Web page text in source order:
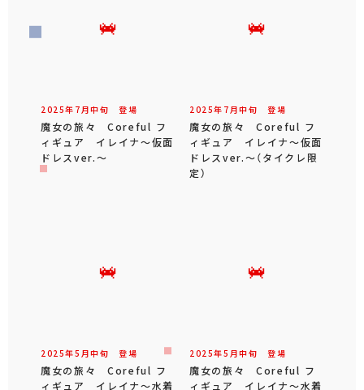
2025年 7 月中旬 登場
魔女の旅々 Coreful フ
ィギュア イレイナ～仮面
ドレスver.～
2025年 7 月中旬 登場
魔女の旅々 Coreful フ
ィギュア イレイナ～仮面
ドレスver.～（タイクレ限
定）
2025年5 月中旬 登場
魔女の旅々 Coreful フ
ィギュア イレイナ～水着
2025年5 月中旬 登場
魔女の旅々 Coreful フ
ィギュア イレイナ～水着